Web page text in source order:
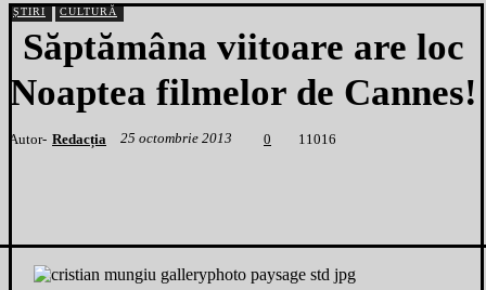
ȘTIRI CULTURĂ
Săptămâna viitoare are loc
Noaptea filmelor de Cannes!
Autor- Redacția 25 octombrie 2013 0 1 1016